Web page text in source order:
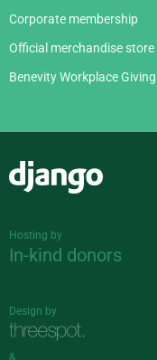
Corporate membership
Official merchandise store
Benevity Workplace
Hosting by
In-kind donors
Design by
&